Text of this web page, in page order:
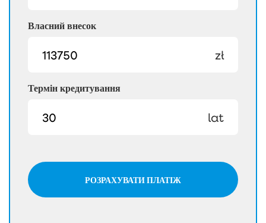
Власний внесок
zł
Термін кредитування
lat
РОЗРАХУВАТИ ПЛАТІЖ